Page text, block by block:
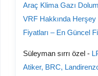
Araç Klima Gazı
VRF Hakkında Herşey
Fiyatları – En Güncel
Süleyman sırrı özel -
Atiker, BRC,